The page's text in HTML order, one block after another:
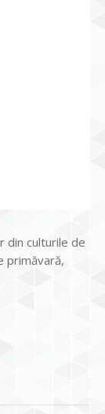
din culturile de
primăvară,